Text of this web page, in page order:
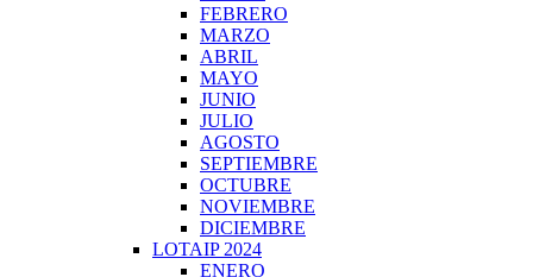
FEBRERO
MARZO
ABRIL
MAYO
JUNIO
JULIO
AGOSTO
SEPTIEMBRE
OCTUBRE
NOVIEMBRE
DICIEMBRE
LOTAIP 2024
ENERO